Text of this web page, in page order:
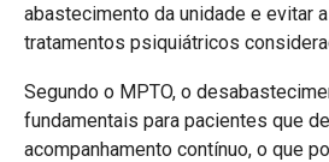
abastecimento da unidade e evitar
tratamentos psiquiátricos
Segundo o MPTO, o
fundamentais para pacientes que
acompanhamento contínuo, o que